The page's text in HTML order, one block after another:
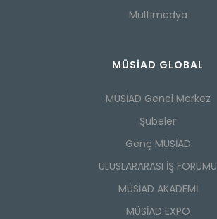
Multimedya
MÜSİAD GLOBAL
MÜSİAD Genel Merkez
Şubeler
Genç MÜSİAD
ULUSLARARASI İŞ FORUMU
MÜSİAD AKADEMİ
MÜSİAD EXPO